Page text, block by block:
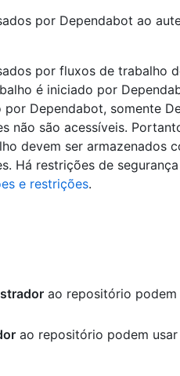
por Dependabot ao
por fluxos de trabalho
é iniciado por
Dependabot, somente
não são acessíveis.
devem ser armazenados
Há restrições de
e restrições.
ao repositório
ao repositório podem